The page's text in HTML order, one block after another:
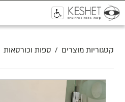
קטגוריות מוצרים / ספות וכורסאות